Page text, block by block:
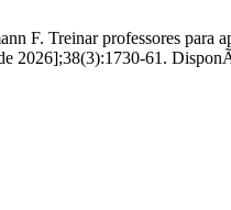
F. Treinar professores para
2026];38(3):1730-61.